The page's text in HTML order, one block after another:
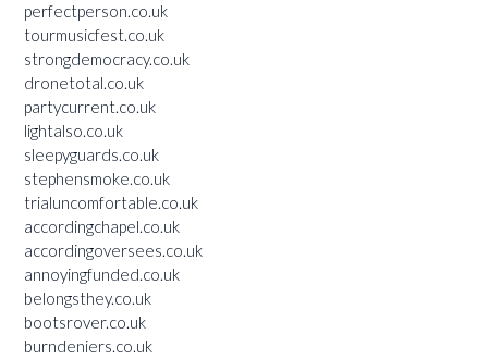
perfectperson.co.uk
tourmusicfest.co.uk
strongdemocracy.co.uk
dronetotal.co.uk
partycurrent.co.uk
lightalso.co.uk
sleepyguards.co.uk
stephensmoke.co.uk
trialuncomfortable.co.uk
accordingchapel.co.uk
accordingoversees.co.uk
annoyingfunded.co.uk
belongsthey.co.uk
bootsrover.co.uk
burndeniers.co.uk